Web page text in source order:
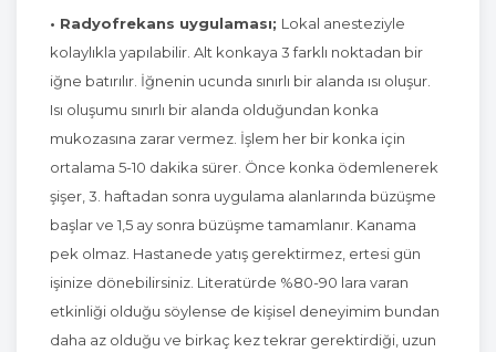
• Radyofrekans uygulaması; Lokal anesteziyle
kolaylıkla yapılabilir. Alt konkaya 3 farklı noktadan bir
iğne batırılır. İğnenin ucunda sınırlı bir alanda ısı oluşur.
Isı oluşumu sınırlı bir alanda olduğundan konka
mukozasına zarar vermez. İşlem her bir konka için
ortalama 5-10 dakika sürer. Önce konka ödemlenerek
şişer, 3. haftadan sonra uygulama alanlarında büzüşme
başlar ve 1,5 ay sonra büzüşme tamamlanır. Kanama
pek olmaz. Hastanede yatış gerektirmez, ertesi gün
işinize dönebilirsiniz. Literatürde %80-90 lara varan
etkinliği olduğu söylense de kişisel deneyimim bundan
daha az olduğu ve birkaç kez tekrar gerektirdiği, uzun